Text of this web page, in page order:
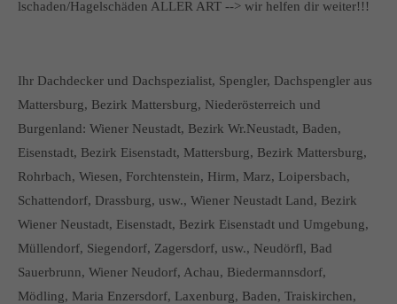
lschaden/Hagelschäden ALLER ART --> wir helfen dir weiter!!!
Ihr Dachdecker und Dachspezialist, Spengler, Dachspengler aus
Mattersburg, Bezirk Mattersburg, Niederösterreich und
Burgenland: Wiener Neustadt, Bezirk Wr.Neustadt, Baden,
Eisenstadt, Bezirk Eisenstadt, Mattersburg, Bezirk Mattersburg,
Rohrbach, Wiesen, Forchtenstein, Hirm, Marz, Loipersbach,
Schattendorf, Drassburg, usw., Wiener Neustadt Land, Bezirk
Wiener Neustadt, Eisenstadt, Bezirk Eisenstadt und Umgebung,
Müllendorf, Siegendorf, Zagersdorf, usw., Neudörfl, Bad
Sauerbrunn, Wiener Neudorf, Achau, Biedermannsdorf,
Mödling, Maria Enzersdorf, Laxenburg, Baden, Traiskirchen,